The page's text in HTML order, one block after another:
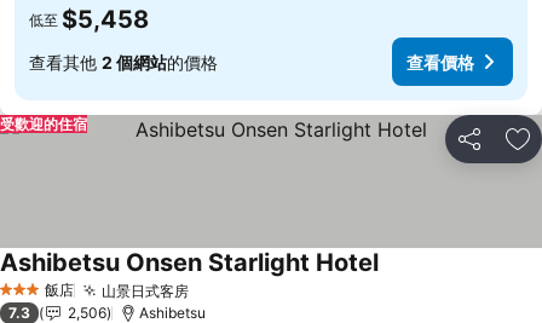
低至 $5,458
查看其他 2 個網站的價格 查看價格
分享 加
受歡迎的住宿
3 星級 飯店 山景日式客房查看價格
Ashibetsu Onsen Starlight Hotel查看價格
7.3 2,506 Ashibetsu